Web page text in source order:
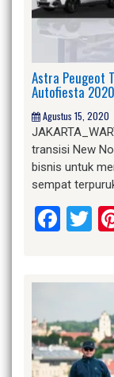
Astra Peugeot
Autofiesta 2020
Agustus 15, 2020
transisi New
bisnis untuk
sempat